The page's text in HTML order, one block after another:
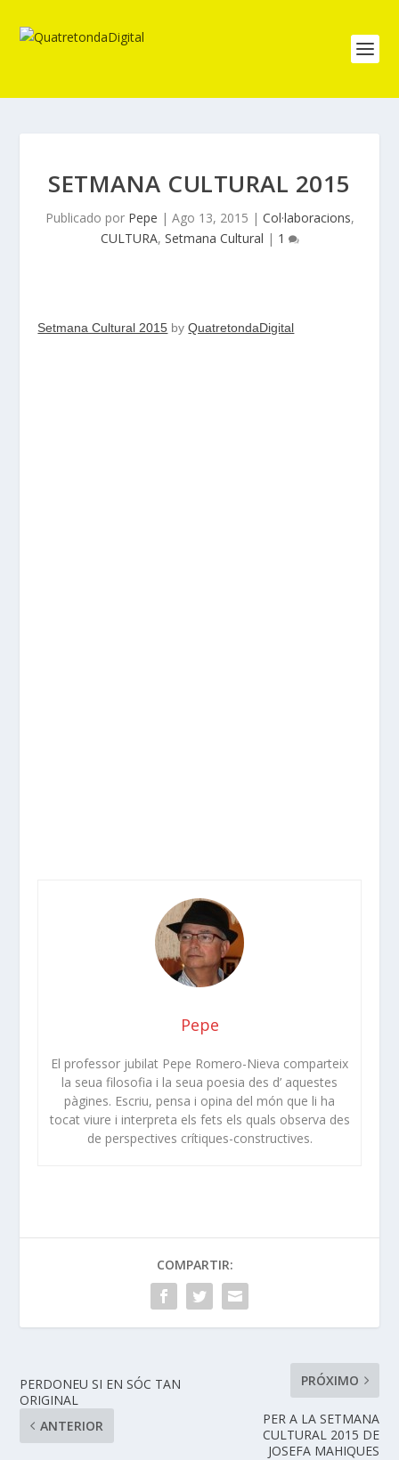
SETMANA CULTURAL 2015
Publicado por Pepe | Ago 13, 2015 | Col·laboracions,
CULTURA, Setmana Cultural | 1
Setmana Cultural 2015 byQuatretondaDigital
Pepe
El professor jubilat Pepe Romero-Nieva comparteix
la seua filosofia i la seua poesia des d’ aquestes
pàgines. Escriu, pensa i opina del món que li ha
tocat viure i interpreta els fets els quals observa des
de perspectives crítiques-constructives.
COMPARTIR:
PERDONEU SI EN SÓC TAN
ORIGINAL
ANTERIOR
PRÓXIMO
PER A LA SETMANA
CULTURAL 2015 DE
JOSEFA MAHIQUES